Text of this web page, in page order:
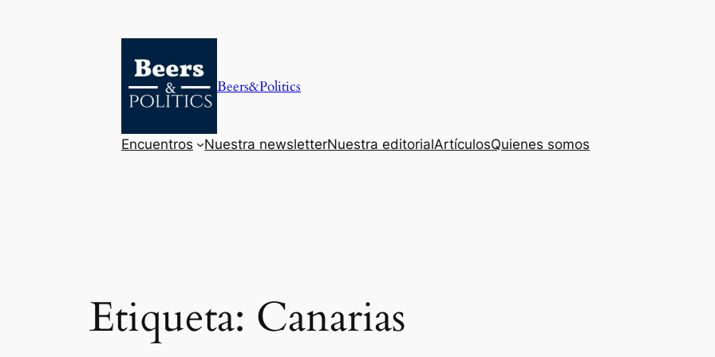
Beers&Politics
Encuentros Nuestra newsletterNuestra editorialArtículosQuienes somos
Etiqueta: Canarias